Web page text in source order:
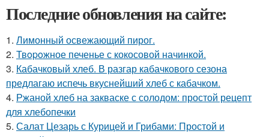
Последние обновления на сайте:
1. Лимонный освежающий пирог.
2. Твopoжное печенье с кокосовой начинкой.
3. Кабачковый хлеб. В разгар кабачкового сезона
предлагаю испечь вкуснейший хлеб с кабачком.
4. Ржаной хлеб на закваске с солодом: простой рецепт
для хлебопечки
5. Салат Цезарь с Курицей и Грибами: Простой и